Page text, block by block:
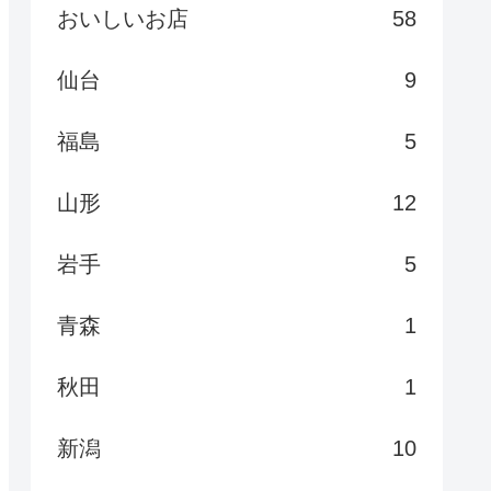
おいしいお店 58
仙台 9
福島 5
山形 12
岩手 5
青森 1
秋田 1
新潟 10